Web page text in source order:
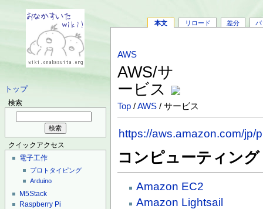
トップ
検索
クイックアクセス
電子工作
プロトタイピング
Arduino
M5Stack
Raspberry Pi
本文 リロード 差分 バ
AWS
AWS/サ
ービス
Top /AWS / サービス
https://aws.amazon.com/jp/
コンピューティング
Amazon EC2
Amazon Lightsail